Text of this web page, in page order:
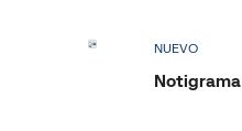
NUEVO
Notigrama